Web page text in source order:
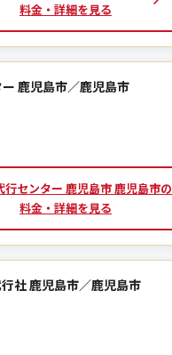
料金・詳細を見る
鹿児島市／鹿児島市
行センター 鹿児島市 鹿児島市の
料金・詳細を見る
社 鹿児島市／鹿児島市